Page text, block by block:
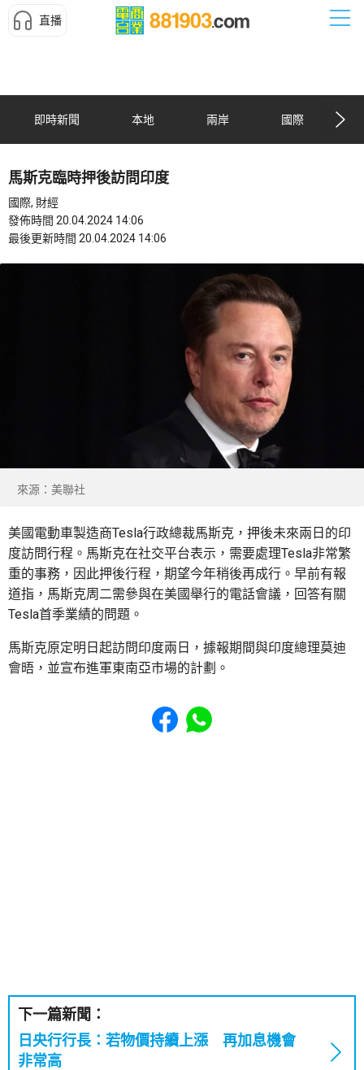
直播
即時新聞 本地 兩岸 國際
馬斯克臨時押後訪問印度
國際, 財經
發佈時間 20.04.2024 14:06
最後更新時間 20.04.2024 14:06
來源：美聯社
美國電動車製造商Tesla行政總裁馬斯克，押後未來兩日的印
度訪問行程。馬斯克在社交平台表示，需要處理Tesla非常繁
重的事務，因此押後行程，期望今年稍後再成行。早前有報
道指，馬斯克周二需參與在美國舉行的電話會議，回答有關
Tesla首季業績的問題。
馬斯克原定明日起訪問印度兩日，據報期間與印度總理莫迪
會晤，並宣布進軍東南亞市場的計劃。
Share to Facebook
Share to WhatsApp
下一篇新聞：
日央行行長：若物價持續上漲 再加息機會
非常高